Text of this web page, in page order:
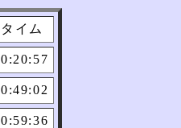
タイム
0:20:57
0:49:02
0:59:36